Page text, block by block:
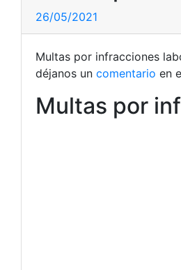
26/05/2021
Multas por infracciones
déjanos un comentario en
Multas por